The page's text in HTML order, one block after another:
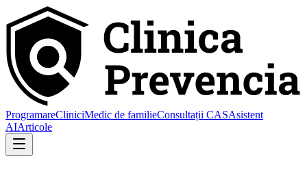
ProgramareCliniciMedic de familieConsultații CASAsistent
AIArticole